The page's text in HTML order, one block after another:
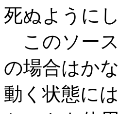
死ぬように
このソース
の場合はか
動く状態に